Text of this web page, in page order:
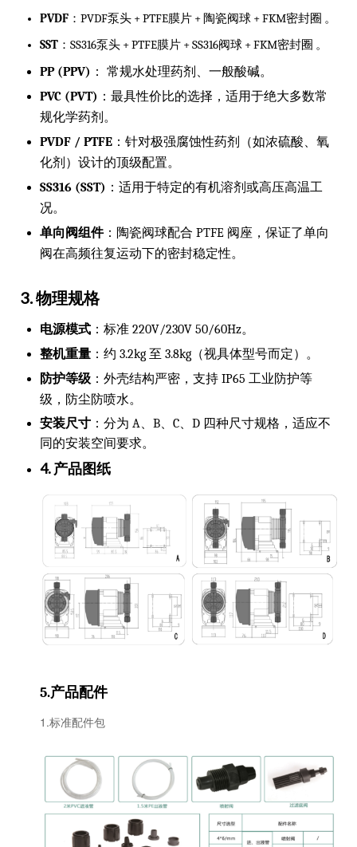
PVDF ：PVDF泵头 + PTFE膜片 + 陶瓷阀球 + FKM密封圈 。
SST ：SS316泵头 + PTFE膜片 + SS316阀球 + FKM密封圈 。
PP (PPV) ： 常规水处理药剂、一般酸碱。
PVC (PVT) ：最具性价比的选择，适用于绝大多数常
规化学药剂。
PVDF / PTFE ：针对极强腐蚀性药剂（如浓硫酸、氧
化剂）设计的顶级配置。
SS316 (SST) ：适用于特定的有机溶剂或高压高温工
况。
单向阀组件：陶瓷阀球配合 PTFE 阀座，保证了单向
阀在高频往复运动下的密封稳定性。
3. 物理规格
电源模式 ：标准 220V/230V 50/60Hz。
整机重量 ：约 3.2kg 至 3.8kg（视具体型号而定）。
防护等级 ：外壳结构严密，支持 IP65 工业防护等
级，防尘防喷水。
安装尺寸 ：分为 A、B、C、D 四种尺寸规格，适应不
同的安装空间要求。
4. 产品图纸
5.产品配件
1.标准配件包